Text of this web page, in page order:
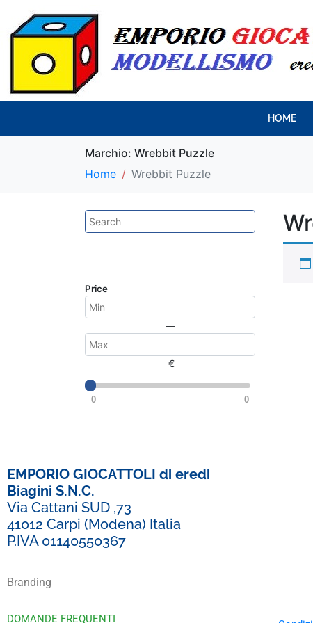
HOME
Marchio: Wrebbit Puzzle
Home
Wrebbit Puzzle
Price
—
€
0 0
EMPORIO GIOCATTOLI di eredi
Biagini S.N.C.
Via Cattani SUD ,73
41012 Carpi (Modena) Italia
P.IVA 01140550367
Branding
DOMANDE FREQUENTI